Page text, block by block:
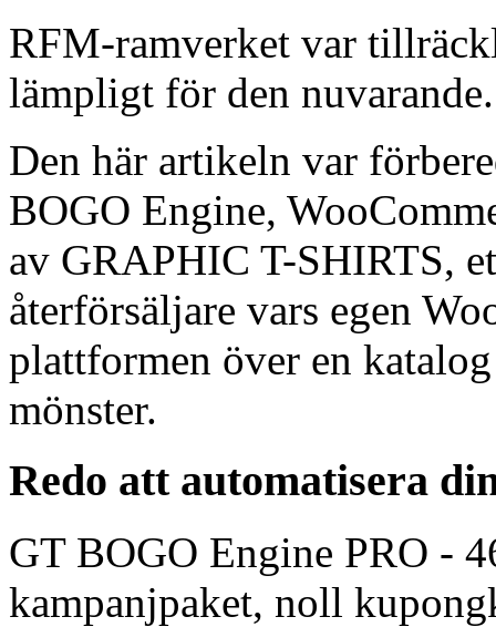
RFM-ramverket var
lämpligt för den nuvarande.
Den här artikeln var
BOGO Engine,
av GRAPHIC T-SHIRTS,
återförsäljare vars egen
plattformen över en
mönster.
Redo att automatisera
GT BOGO Engine PRO -
kampanjpaket, noll